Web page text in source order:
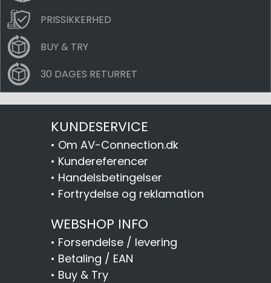
PRISSIKKERHED
BUY & TRY
30 DAGES RETURRET
KUNDESERVICE
• Om AV-Connection.dk
• Kundereferencer
• Handelsbetingelser
• Fortrydelse og reklamation
WEBSHOP INFO
• Forsendelse / levering
• Betaling / EAN
• Buy & Try